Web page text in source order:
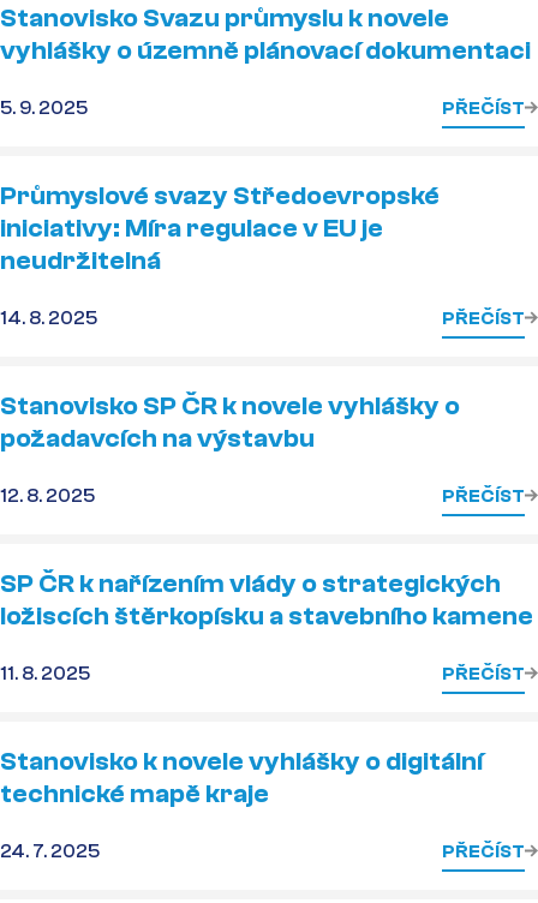
Stanovisko Svazu průmyslu k novele
vyhlášky o územně plánovací dokumentaci
5. 9. 2025 PŘEČÍST
Průmyslové svazy Středoevropské
iniciativy: Míra regulace v EU je
neudržitelná
14. 8. 2025 PŘEČÍST
Stanovisko SP ČR k novele vyhlášky o
požadavcích na výstavbu
12. 8. 2025 PŘEČÍST
SP ČR k nařízením vlády o strategických
ložiscích štěrkopísku a stavebního kamene
11. 8. 2025 PŘEČÍST
Stanovisko k novele vyhlášky o digitální
technické mapě kraje
24. 7. 2025 PŘEČÍST